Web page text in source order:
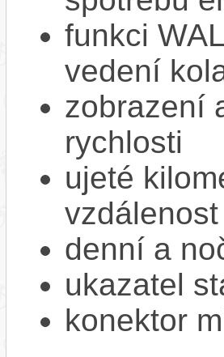
funkci
vedení
zobrazení
rychlosti
ujeté
vzdálenost
denní a
ukazatel
konektor